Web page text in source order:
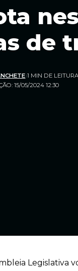
de
15/05/2024 12:30
1 MIN DE LEITURA
Legislativa